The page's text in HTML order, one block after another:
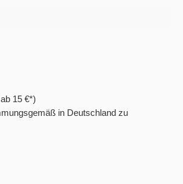
15 €*)
in Deutschland zu